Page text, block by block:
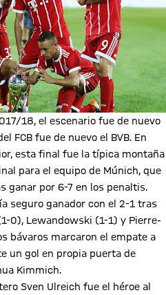
18, el escenario fue de nuevo
FCB fue de nuevo el BVB. En
esta final fue la típica montaña
para el equipo de Múnich, que
ganar por 6-7 en los penaltis.
seguro ganador con el 2-1 tras
0), Lewandowski (1-1) y Pierre-
bávaros marcaron el empate a
un gol en propia puerta de
Kimmich.
Sven Ulreich fue el héroe al